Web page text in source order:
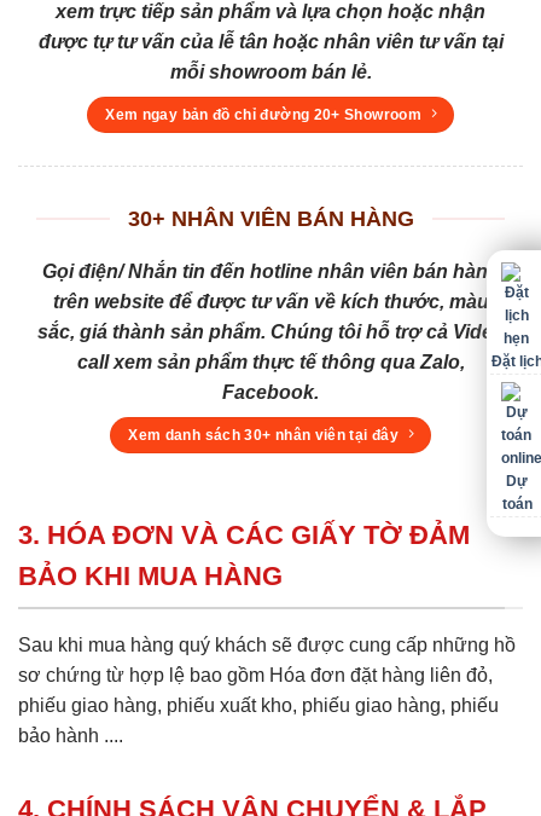
xem trực tiếp sản phẩm và lựa chọn hoặc nhận
được tự tư vấn của lễ tân hoặc nhân viên tư vấn tại
mỗi showroom bán lẻ.
Xem ngay bản đồ chỉ đường 20+ Showroom
30+ NHÂN VIÊN BÁN HÀNG
Gọi điện/ Nhắn tin đến hotline nhân viên bán hàng
trên website để được tư vấn về kích thước, màu
sắc, giá thành sản phẩm. Chúng tôi hỗ trợ cả Video
call xem sản phẩm thực tế thông qua Zalo,
Facebook.
Xem danh sách 30+ nhân viên tại đây
3. HÓA ĐƠN VÀ CÁC GIẤY TỜ ĐẢM
BẢO KHI MUA HÀNG
Sau khi mua hàng quý khách sẽ được cung cấp những hồ
sơ chứng từ hợp lệ bao gồm Hóa đơn đặt hàng liên đỏ,
phiếu giao hàng, phiếu xuất kho, phiếu giao hàng, phiếu
bảo hành ....
4. CHÍNH SÁCH VẬN CHUYỂN & LẮP
Đặt
Dự
toán